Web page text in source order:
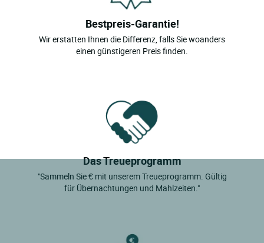
Bestpreis-Garantie!
Wir erstatten Ihnen die Differenz, falls Sie woanders
einen günstigeren Preis finden.
Das Treueprogramm
"Sammeln Sie € mit unserem Treueprogramm. Gültig
für Übernachtungen und Mahlzeiten."